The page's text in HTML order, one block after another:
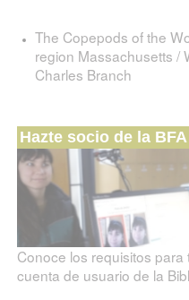
The Copepods of the
region Massachusetts /
Charles Branch
Hazte socio de la BFA
Conoce los requisitos para
cuenta de usuario de la